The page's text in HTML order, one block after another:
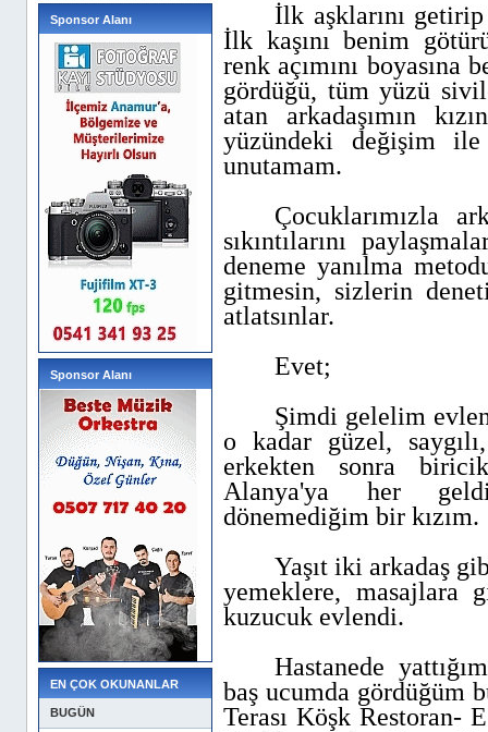
Sponsor Alanı
Sponsor Alanı
EN ÇOK OKUNANLAR
BUGÜN
İlk aşklarını getirip
İlk kaşını benim
renk açımını
gördüğü, tüm yüzü
atan arkadaşımın
yüzündeki değişim
unutamam.
Çocuklarımızla
sıkıntılarını
deneme yanılma
gitmesin, sizlerin
atlatsınlar.
Evet;
Şimdi gelelim
o kadar güzel,
erkekten sonra
Alanya'ya her
dönemediğim bir kızım.
Yaşıt iki arkadaş
yemeklere, masajlara
kuzucuk evlendi.
Hastanede
baş ucumda gördüğüm
Terası Köşk Restoran-